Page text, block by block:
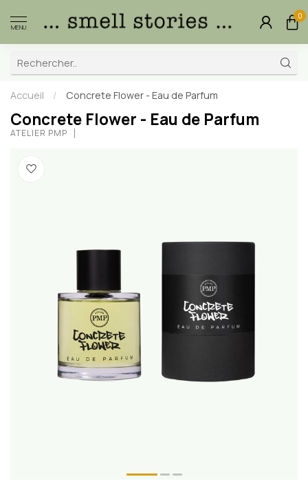
MENU
0
Accueil / Concrete Flower - Eau de Parfum
Concrete Flower - Eau de Parfum
ATELIER PMP